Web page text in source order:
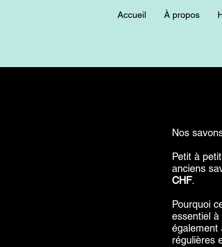
Accueil À propos
Nos
Petit à
anciens
CHF.
Pourquoi
essentiel
également
régulières